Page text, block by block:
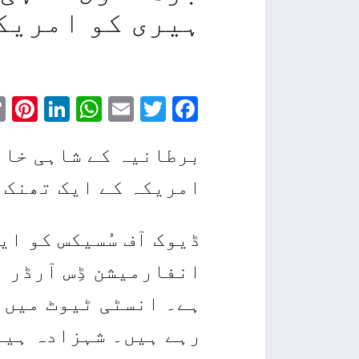
ہیری کو
Facebook
Twitter
Email
برطانیہ کے شاہی
امریکہ کے ایک
ڈیوک آف سُسیکس کو
انفارمیشن ڈِس آرڈر
رہے ہیں۔ شہزادہ